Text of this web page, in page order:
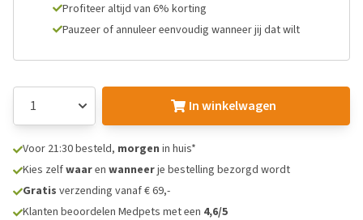
Profiteer altijd van 6% korting
Pauzeer of annuleer eenvoudig wanneer jij dat wilt
In winkelwagen
Voor 21:30 besteld, morgen in huis*
Kies zelfwaaren wanneerje bestelling bezorgd wordt
Gratis verzending vanaf € 69,-
Klanten beoordelen Medpets met een 4,6/5